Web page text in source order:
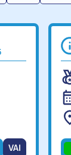
VAI